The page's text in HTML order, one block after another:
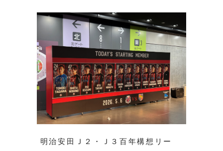
明治安田Ｊ２・Ｊ３百年構想リー